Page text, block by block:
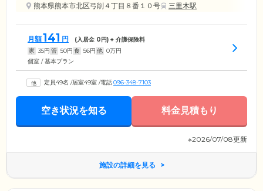
熊本県熊本市北区弓削４丁目８番１０号
三里木駅
月額141 円 (入居金 0円) + 介護保険料
家 35円 管 50円 食 56円 他 0万円
個室 / 基本プラン
定員49名 /居室49室 /電話096-348-7103
空き状況を知る 料金見積もり
※2026/07/08更新
施設の詳細を見る